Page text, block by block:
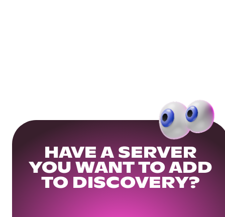
HAVE A SERVER
YOU WANT TO ADD
TO DISCOVERY?